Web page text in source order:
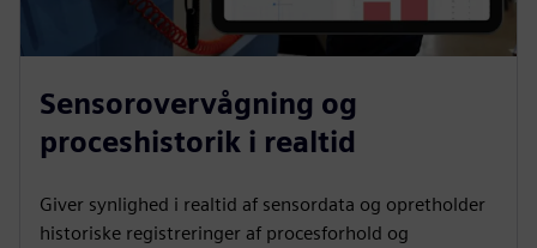
Sensorovervågning og
proceshistorik i realtid
Giver synlighed i realtid af sensordata og opretholder
historiske registreringer af procesforhold og